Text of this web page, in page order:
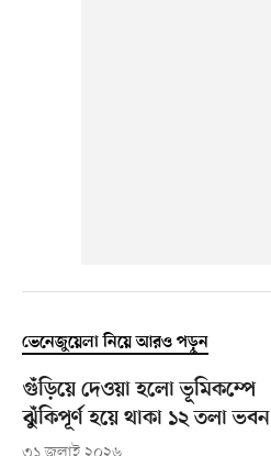
ভেনেজুয়েলা নিয়ে আরও পড়ুন
গুঁড়িয়ে দেওয়া হলো ভূমিকম্পে
ঝুঁকিপূর্ণ হয়ে থাকা ১২ তলা ভবন